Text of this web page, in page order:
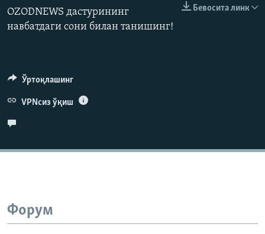
Бевосита линк
OZODNEWS дастурининг
навбатдаги сони билан танишинг!
Ўртоқлашинг
VPNсиз ўқиш
Форум